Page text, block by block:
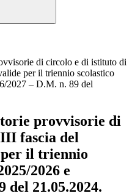
di circolo e di istituto di
per il triennio scolastico
2027 – D.M. n. 89 del
provvisorie di
fascia del
per il triennio
2026 e
del 21.05.2024.